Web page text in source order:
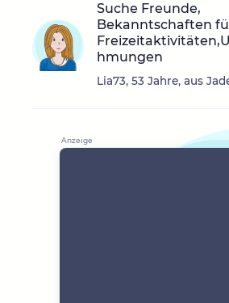
Suche Freunde,
Bekanntschaften
hmungen
Lia73, 53 Jahre, aus